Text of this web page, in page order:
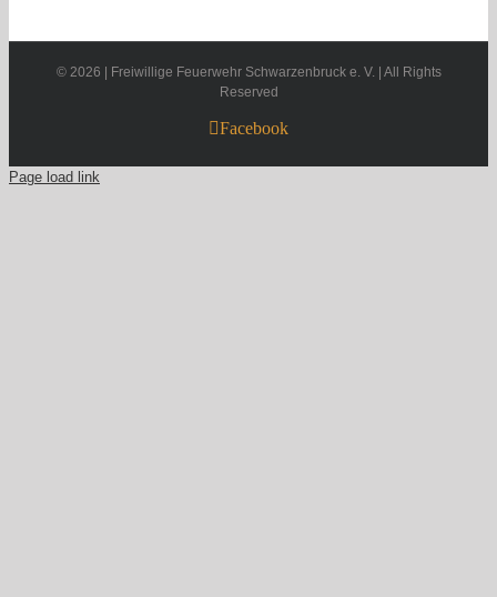
© 2026 | Freiwillige Feuerwehr Schwarzenbruck e. V. | All Rights
Reserved
Facebook
Page load link